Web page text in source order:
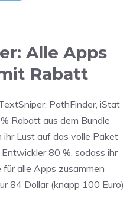
Alle Apps
Rabatt
PathFinder, iStat
Rabatt aus dem Bundle
Lust auf das volle Paket
80 %, sodass ihr
alle Apps zusammen
84 Dollar (knapp 100 Euro)